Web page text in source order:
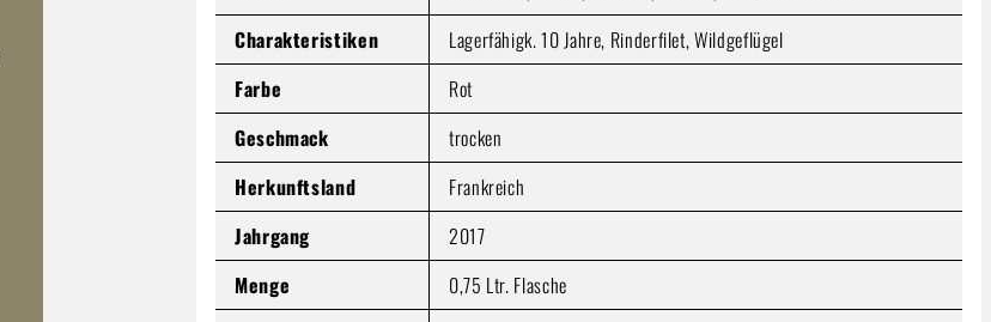
Charakteristiken
Lagerfähigk. 10 Jahre, Rinderfilet, Wildgeflügel
Farbe
Rot
Geschmack
trocken
Herkunftsland
Frankreich
Jahrgang
2017
Menge
0,75 Ltr. Flasche